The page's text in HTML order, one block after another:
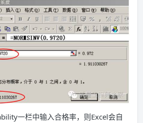
一栏中输入合格率，则Excel会自